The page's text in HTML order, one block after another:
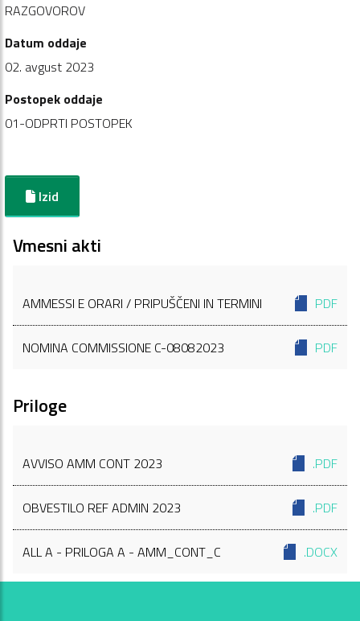
RAZGOVOROV
Datum oddaje
02. avgust 2023
Postopek oddaje
01-ODPRTI POSTOPEK
Izid
Vmesni akti
AMMESSI E ORARI / PRIPUŠČENI IN TERMINI PDF
NOMINA COMMISSIONE C-08082023 PDF
Priloge
AVVISO AMM CONT 2023 .PDF
OBVESTILO REF ADMIN 2023 .PDF
ALL A - PRILOGA A - AMM_CONT_C .DOCX